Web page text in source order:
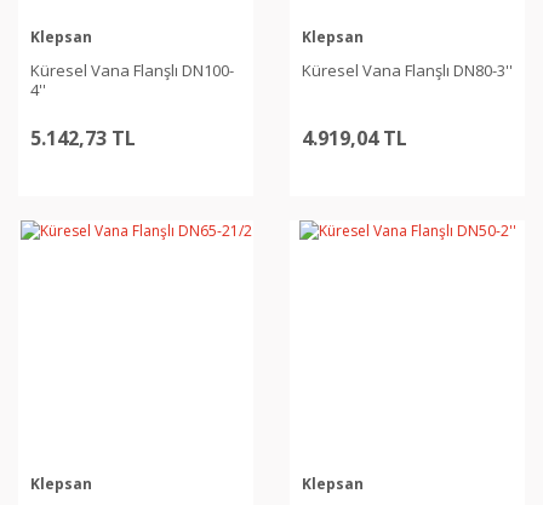
Klepsan
Küresel Vana Flanşlı DN100-
4''
5.142,73 TL
Klepsan
Küresel Vana Flanşlı DN80-3''
4.919,04 TL
Klepsan Klepsan